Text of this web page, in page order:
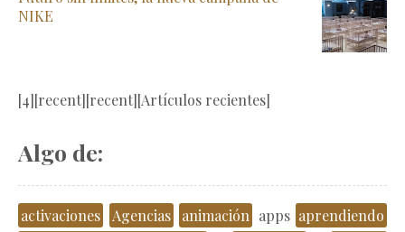
NIKE
[4][recent][recent][Artículos recientes]
Algo de:
activaciones Agencias animación apps aprendiendo